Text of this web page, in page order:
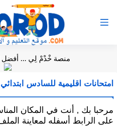
منصة خْدْمْ لِي ... أفضل
امتحانات اقليمية للسادس ابتدائي
مرحبا بك , أنت في المكان
على الرابط أسفله لمعاينة